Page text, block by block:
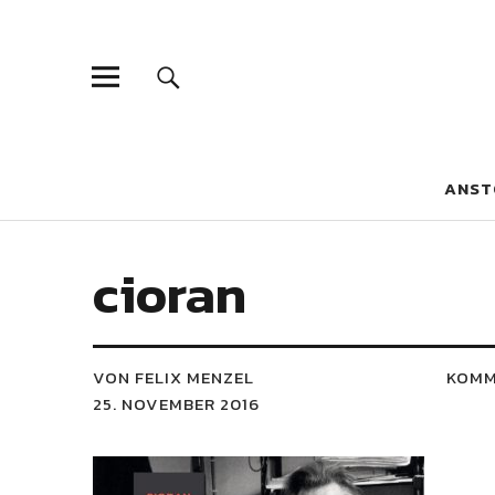
Blaue
cioran
VON FELIX MENZEL
25. NOVEMBER 2016